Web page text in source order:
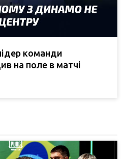
команди
на поле в матчі